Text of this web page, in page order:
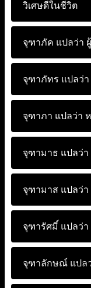
วิเศษดีในชีวิต
จุฑาภัค แปลว่า
จุฑาภัทร แปลว่า
จุฑาภา แปลว่า
จุฑามาธ แปลว่า
จุฑามาส แปลว่า
จุฑารัศมิ์ แปลว่า
จุฑาลักษณ์ แปล